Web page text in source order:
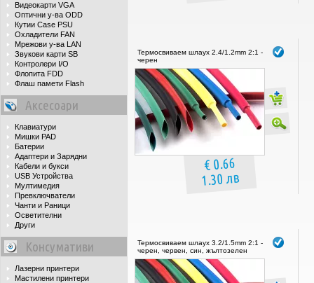
Видеокарти VGA
Оптични у-ва ODD
Кутии Case PSU
Охладители FAN
Мрежови у-ва LAN
Звукови карти SB
Контролери I/O
Флопита FDD
Флаш памети Flash
Аксесоари
Клавиатури
Мишки PAD
Батерии
Адаптери и Зарядни
Кабели и букси
USB Устройства
Мултимедия
Превключватели
Чанти и Раници
Осветителни
Други
Консумативи
Лазерни принтери
Мастилени принтери
Термосвиваем шлаух 2.4/1.2mm 2:1 -
черен
€ 0.66
1.30 лв
Термосвиваем шлаух 3.2/1.5mm 2:1 -
черен, червен, син, жълтозелен